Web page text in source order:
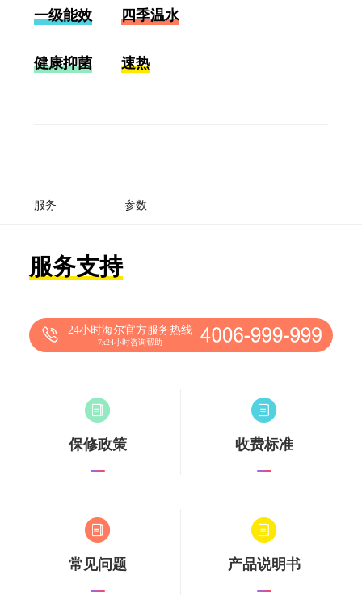
一级能效 四季温水
健康抑菌 速热
服务 参数
服务支持
24小时海尔官方服务热线
7x24小时咨询帮助
保修政策 收费标准
常见问题 产品说明书